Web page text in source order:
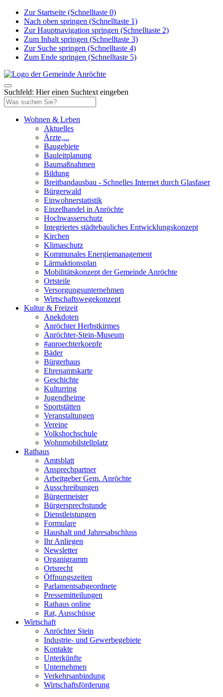
Zur Startseite (Schnelltaste 0)
Nach oben springen (Schnelltaste 1)
Zur Hauptnavigation springen (Schnelltaste 2)
Zum Inhalt springen (Schnelltaste 3)
Zur Suche springen (Schnelltaste 4)
Zum Ende springen (Schnelltaste 5)
Suchfeld: Hier einen Suchtext eingeben
Wohnen & Leben
Aktuelles
Ärzte,...
Baugebiete
Bauleitplanung
Baumaßnahmen
Bildung
Breitbandausbau - Schnelles Internet durch Glasfaser
Bürgerwald
Einwohnerstatistik
Einzelhandel in Anröchte
Hochwasserschutz
Integriertes städtebauliches Entwicklungskonzept
Kirchen
Klimaschutz
Kommunales Energiemanagement
Lärmaktionsplan
Mobilitätskonzept der Gemeinde Anröchte
Ortsteile
Versorgungsunternehmen
Wirtschaftswegekonzept
Kultur & Freizeit
Anekdoten
Anröchter Herbstkirmes
Anröchter-Stein-Museum
#anroechterkoepfe
Bäder
Bürgerhaus
Ehrenamtskarte
Geschichte
Kulturring
Jugendheime
Sportstätten
Veranstaltungen
Vereine
Volkshochschule
Wohnmobilstellplatz
Rathaus
Amtsblatt
Ansprechpartner
Arbeitgeber Gem. Anröchte
Ausschreibungen
Bürgermeister
Bürgersprechstunde
Dienstleistungen
Formulare
Haushalt und Jahresabschluss
Ihr Anliegen
Newsletter
Organigramm
Ortsrecht
Öffnungszeiten
Parlamentsabgeordnete
Pressemitteilungen
Rathaus online
Rat, Ausschüsse
Wirtschaft
Anröchter Stein
Industrie- und Gewerbegebiete
Kontakte
Unterkünfte
Unternehmen
Verkehrsanbindung
Wirtschaftsförderung